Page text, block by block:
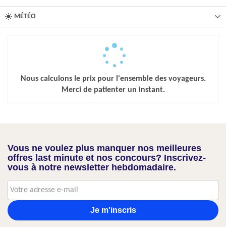
MÉTÉO
Nous calculons le prix pour l'ensemble des voyageurs.
Merci de patienter un instant.
Vous ne voulez plus manquer nos meilleures
offres last minute et nos concours? Inscrivez-
vous à notre newsletter hebdomadaire.
Je m'inscris